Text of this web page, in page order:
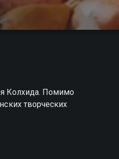
Колхида. Помимо
творческих